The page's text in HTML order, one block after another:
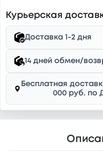
Курьерская
Доставка 1-2 дня
14 дней обмен/
Бесплатная
000 руб. по